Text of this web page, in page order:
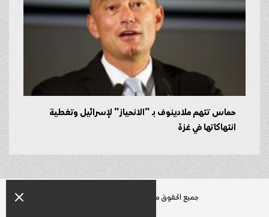
حماس تتهم ملادينوف بـ "الانحياز" لإسرائيل وتغطية
انتهاكاتها في غزة
جميع الحقوق محفوظة راديو زمن © 2026